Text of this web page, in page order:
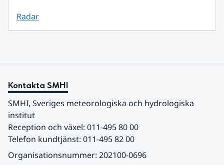
Radar
Kontakta SMHI
SMHI, Sveriges meteorologiska och hydrologiska
institut
Reception och växel: 011-495 80 00
Telefon kundtjänst: 011-495 82 00
Organisationsnummer: 202100-0696